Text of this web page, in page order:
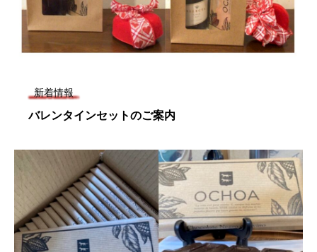
新着情報
バレンタインセットのご案内